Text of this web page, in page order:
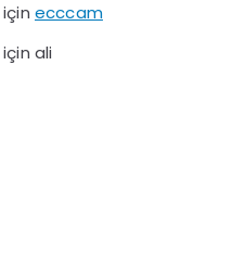
için ecccam
için ali